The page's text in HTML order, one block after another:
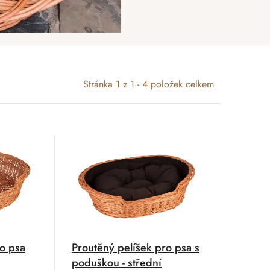
Stránka 1 z 1 -4 položek celkem
psa
Proutěný pelíšek pro psa s
poduškou - střední